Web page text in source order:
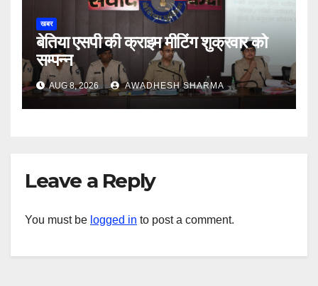
खबर
बेतिया एसपी की क्राइम मीटिंग शुक्रवार को
सम्पन्न
AUG 8, 2026 AWADHESH SHARMA
Leave a Reply
You must be logged in to post a comment.